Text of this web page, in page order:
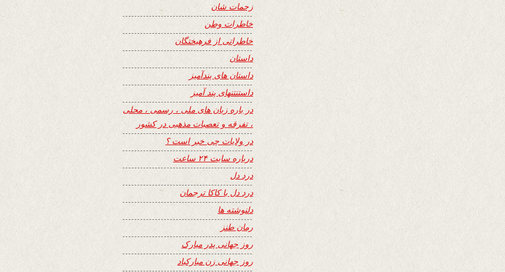
زحمات شان
خاطرات وطن
خاطراتی از فرهیختگان
داستان
داستان های پندآمیز
داستنتنهای پند آمیز
در باره زبان های ملی ، رسمی ، محلی
، تفرقه و تعصبات مذهبی در کشور
در ولایات چی خبر است ؟
درباره سایت ۲۴ ساعت
درد دل
درد دل با کاکا ترجمان
دلنوشته ها
رمان طنز
روز جهانی پدر مبارک
روز جهانی زن مبارکباد